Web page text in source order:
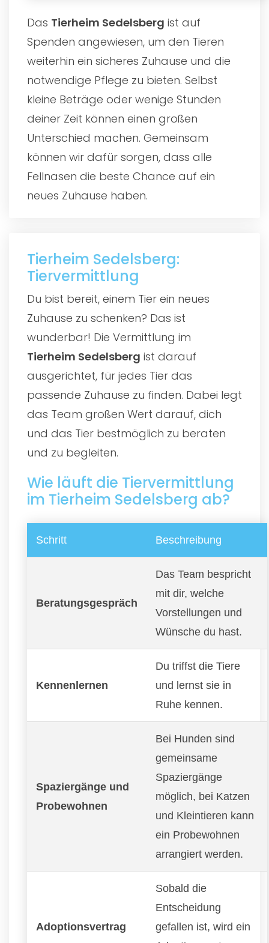
Das Tierheim Sedelsberg ist auf
Spenden angewiesen, um den Tieren
weiterhin ein sicheres Zuhause und die
notwendige Pflege zu bieten. Selbst
kleine Beträge oder wenige Stunden
deiner Zeit können einen großen
Unterschied machen. Gemeinsam
können wir dafür sorgen, dass alle
Fellnasen die beste Chance auf ein
neues Zuhause haben.
Tierheim Sedelsberg:
Tiervermittlung
Du bist bereit, einem Tier ein neues
Zuhause zu schenken? Das ist
wunderbar! Die Vermittlung im
Tierheim Sedelsberg ist darauf
ausgerichtet, für jedes Tier das
passende Zuhause zu finden. Dabei legt
das Team großen Wert darauf, dich
und das Tier bestmöglich zu beraten
und zu begleiten.
Wie läuft die Tiervermittlung
im Tierheim Sedelsberg ab?
Schritt Beschreibung
Beratungsgespräch
Das Team bespricht
mit dir, welche
Vorstellungen und
Wünsche du hast.
Kennenlernen
Du triffst die Tiere
und lernst sie in
Ruhe kennen.
Spaziergänge und
Probewohnen
Bei Hunden sind
gemeinsame
Spaziergänge
möglich, bei Katzen
und Kleintieren kann
ein Probewohnen
arrangiert werden.
Adoptionsvertrag
Sobald die
Entscheidung
gefallen ist, wird ein